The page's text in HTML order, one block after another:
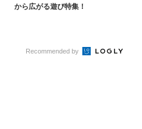
から広がる遊び特集！
Recommended by